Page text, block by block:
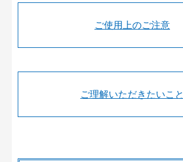
ご使用上のご注意
ご理解いただきたいこと